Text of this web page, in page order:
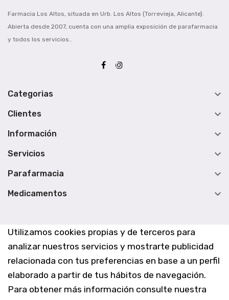
Utilizamos cookies propias y de terceros para
analizar nuestros servicios y mostrarte publicidad
relacionada con tus preferencias en base a un perfil
elaborado a partir de tus hábitos de navegación.
Para obtener más información consulte nuestra
Farmacia Los Altos, situada en Urb. Los Altos (Torrevieja, Alicante).
Abierta desde 2007, cuenta con una amplia exposición de parafarmacia
y todos los servicios..
Categorias 
Clientes 
Información 
Servicios 
Parafarmacia 
Medicamentos 